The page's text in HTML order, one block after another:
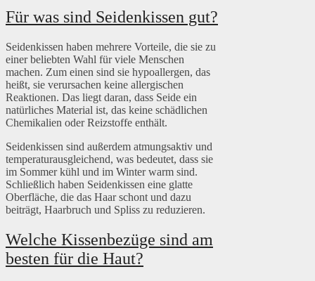
Für was sind Seidenkissen gut?
Seidenkissen haben mehrere Vorteile, die sie zu
einer beliebten Wahl für viele Menschen
machen. Zum einen sind sie hypoallergen, das
heißt, sie verursachen keine allergischen
Reaktionen. Das liegt daran, dass Seide ein
natürliches Material ist, das keine schädlichen
Chemikalien oder Reizstoffe enthält.
Seidenkissen sind außerdem atmungsaktiv und
temperaturausgleichend, was bedeutet, dass sie
im Sommer kühl und im Winter warm sind.
Schließlich haben Seidenkissen eine glatte
Oberfläche, die das Haar schont und dazu
beiträgt, Haarbruch und Spliss zu reduzieren.
Welche Kissenbezüge sind am
besten für die Haut?